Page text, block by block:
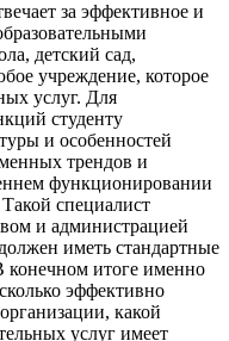
за эффективное и
детский сад,
учреждение, которое
услуг. Для
студенту
и особенностей
трендов и
функционировании
специалист
и администрацией
иметь стандартные
конечном итоге именно
эффективно
какой
услуг имеет